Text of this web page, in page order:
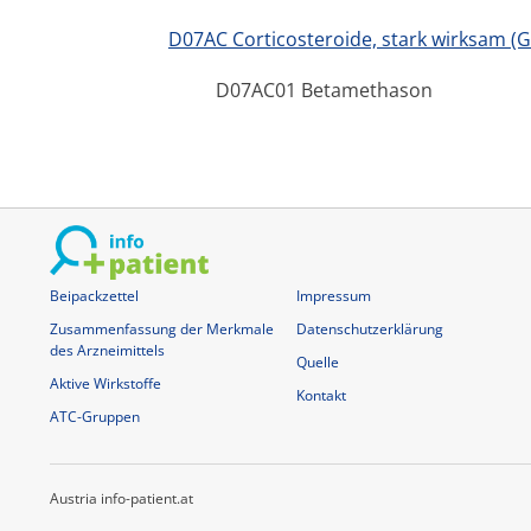
D07AC Corticosteroide, stark wirksam
D07AC01 Betamethason
Beipackzettel
Zusammenfassung der Merkmale
des Arzneimittels
Aktive Wirkstoffe
ATC-Gruppen
Impressum
Datenschutzerklärung
Quelle
Kontakt
Austria info-patient.at